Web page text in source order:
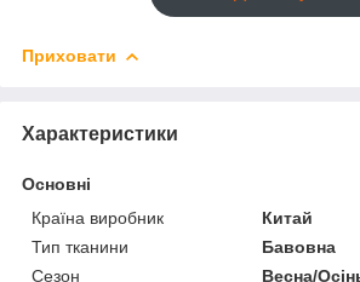
Приховати
Характеристики
Основні
Країна виробник
Китай
Тип тканини
Бавовна
Сезон
Весна/